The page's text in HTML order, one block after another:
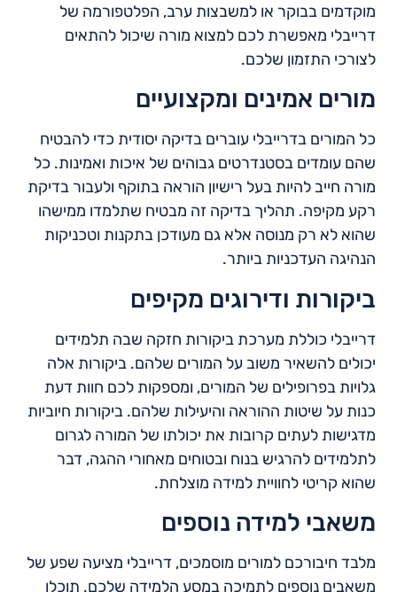
מוקדמים בבוקר או למשבצות ערב, הפלטפורמה של
דרייבלי מאפשרת לכם למצוא מורה שיכול להתאים
לצורכי התזמון שלכם.
מורים אמינים ומקצועיים
כל המורים בדרייבלי עוברים בדיקה יסודית כדי להבטיח
שהם עומדים בסטנדרטים גבוהים של איכות ואמינות. כל
מורה חייב להיות בעל רישיון הוראה בתוקף ולעבור בדיקת
רקע מקיפה. תהליך בדיקה זה מבטיח שתלמדו ממישהו
שהוא לא רק מנוסה אלא גם מעודכן בתקנות וטכניקות
הנהיגה העדכניות ביותר.
ביקורות ודירוגים מקיפים
דרייבלי כוללת מערכת ביקורות חזקה שבה תלמידים
יכולים להשאיר משוב על המורים שלהם. ביקורות אלה
גלויות בפרופילים של המורים, ומספקות לכם חוות דעת
כנות על שיטות ההוראה והיעילות שלהם. ביקורות חיוביות
מדגישות לעתים קרובות את יכולתו של המורה לגרום
לתלמידים להרגיש בנוח ובטוחים מאחורי ההגה, דבר
שהוא קריטי לחוויית למידה מוצלחת.
משאבי למידה נוספים
מלבד חיבורכם למורים מוסמכים, דרייבלי מציעה שפע של
משאבים נוספים לתמיכה במסע הלמידה שלכם. תוכלו